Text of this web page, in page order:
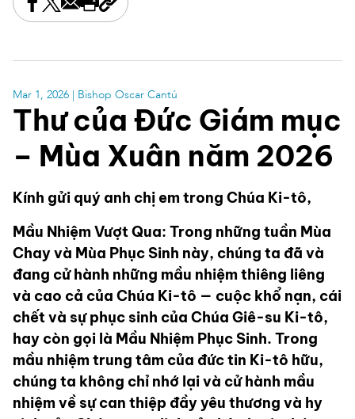
Share this on Facebook
Share this on X
Share this by email
Print this page
Copy the page address
Mar 1, 2026 | Bishop Oscar Cantú
Thư của Đức Giám mục
– Mùa Xuân năm 2026
Kính gửi quý anh chị em trong Chúa Ki-tô,
Mầu Nhiệm Vượt Qua: Trong những tuần Mùa
Chay và Mùa Phục Sinh này, chúng ta đã và
đang cử hành những mầu nhiệm thiêng liêng
và cao cả của Chúa Ki-tô — cuộc khổ nạn, cái
chết và sự phục sinh của Chúa Giê-su Ki-tô,
hay còn gọi là Mầu Nhiệm Phục Sinh. Trong
mầu nhiệm trung tâm của đức tin Ki-tô hữu,
chúng ta không chỉ nhớ lại và cử hành mầu
nhiệm về sự can thiệp đầy yêu thương và hy